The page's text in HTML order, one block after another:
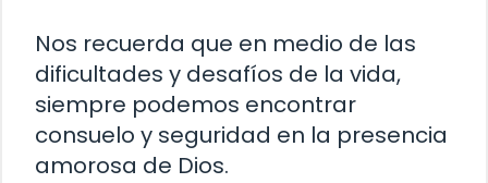
Nos recuerda que en medio de las
dificultades y desafíos de la vida,
siempre podemos encontrar
consuelo y seguridad en la presencia
amorosa de Dios.